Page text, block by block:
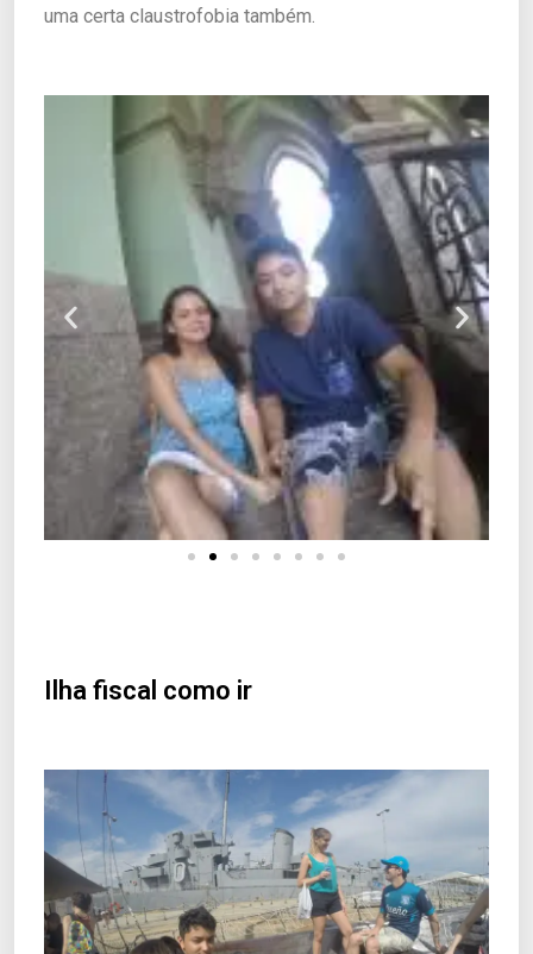
uma certa claustrofobia também.
Ilha fiscal como ir